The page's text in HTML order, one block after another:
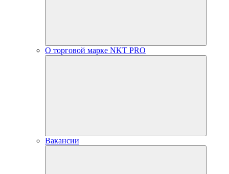
О торговой марке NKT PRO
Вакансии